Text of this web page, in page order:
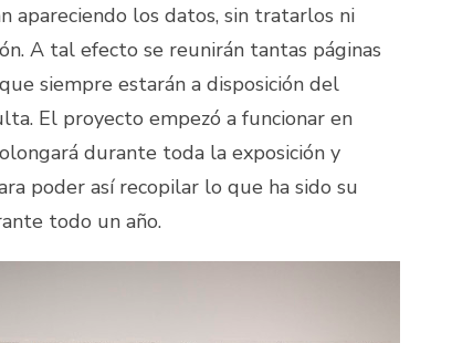
apareciendo los datos, sin tratarlos ni
A tal efecto se reunirán tantas páginas
siempre estarán a disposición del
El proyecto empezó a funcionar en
durante toda la exposición y
poder así recopilar lo que ha sido su
todo un año.